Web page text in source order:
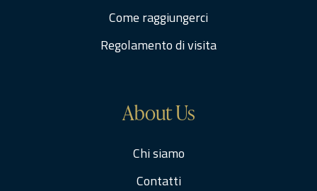
Come raggiungerci
Regolamento di visita
About Us
Chi siamo
Contatti